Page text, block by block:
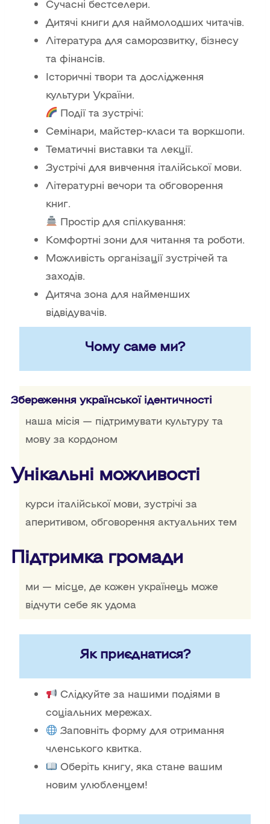
Сучасні бестселери.
Дитячі книги для наймолодших читачів.
Література для саморозвитку, бізнесу
та фінансів.
Історичні твори та дослідження
культури України.
Події та зустрічі:
Семінари, майстер-класи та воркшопи.
Тематичні виставки та лекції.
Зустрічі для вивчення італійської мови.
Літературні вечори та обговорення
книг.
Простір для спілкування:
Комфортні зони для читання та роботи.
Можливість організації зустрічей та
заходів.
Дитяча зона для найменших
відвідувачів.
Чому саме ми?
Збереження української ідентичності
наша місія — підтримувати культуру та
мову за кордоном
Унікальні можливості
курси італійської мови, зустрічі за
аперитивом, обговорення актуальних тем
Підтримка громади
ми — місце, де кожен українець може
відчути себе як удома
Як приєднатися?
Слідкуйте за нашими подіями в
соціальних мережах.
Заповніть форму для отримання
членського квитка.
Оберіть книгу, яка стане вашим
новим улюбленцем!